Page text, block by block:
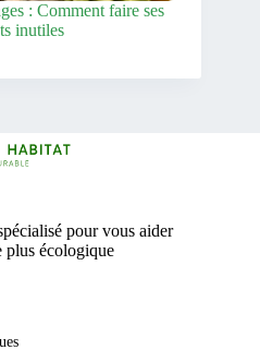
: Comment faire ses
inutiles
pour vous aider
plus écologique